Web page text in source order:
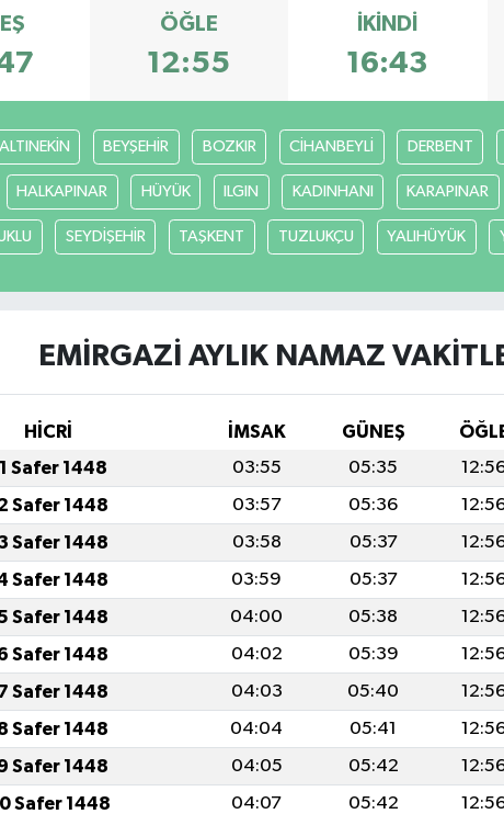
ÖĞLE
12:55
İKINDI
16:43
ALTINEKİN BEYŞEHİR BOZKIR CİHANBEYLİ DERBENT
HALKAPINAR HÜYÜK ILGIN KADINHANI KARAPINAR
SEYDİŞEHİR TAŞKENT TUZLUKÇU YALIHÜYÜK
EMİRGAZİ AYLIK NAMAZ
HİCRİ İMSAK GÜNEŞ
Safer 1448 03:55 05:35
Safer 1448 03:57 05:36
Safer 1448 03:58 05:37
Safer 1448 03:59 05:37
Safer 1448 04:00 05:38
Safer 1448 04:02 05:39
Safer 1448 04:03 05:40
Safer 1448 04:04 05:41
Safer 1448 04:05 05:42
Safer 1448 04:07 05:42